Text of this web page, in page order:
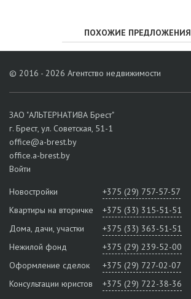
ПОХОЖИЕ ПРЕДЛОЖЕНИЯ
© 2016 - 2026 Агентство недвижимости
ЗАО "АЛЬТЕРНАТИВА Брест"
г. Брест, ул. Советская, 51-1
office@a-brest.by
office.a-brest.by
Войти
Новостройки
+375 (29) 757-57-57
Квартиры на вторичке
+375 (33) 315-51-51
Дома, дачи, участки
+375 (33) 363-51-51
Нежилой фонд
+375 (29) 239-52-00
Оформление сделок
+375 (29) 727-02-07
Консультации юристов
+375 (29) 722-38-36